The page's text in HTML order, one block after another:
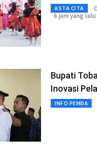
ASTA CITA
6 jam yang lalu
Bupati
Inovasi
INFO PEMDA